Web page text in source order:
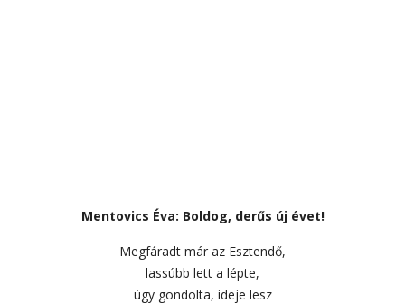
Mentovics Éva: Boldog, derűs új évet!
Megfáradt már az Esztendő,
lassúbb lett a lépte,
úgy gondolta, ideje lesz